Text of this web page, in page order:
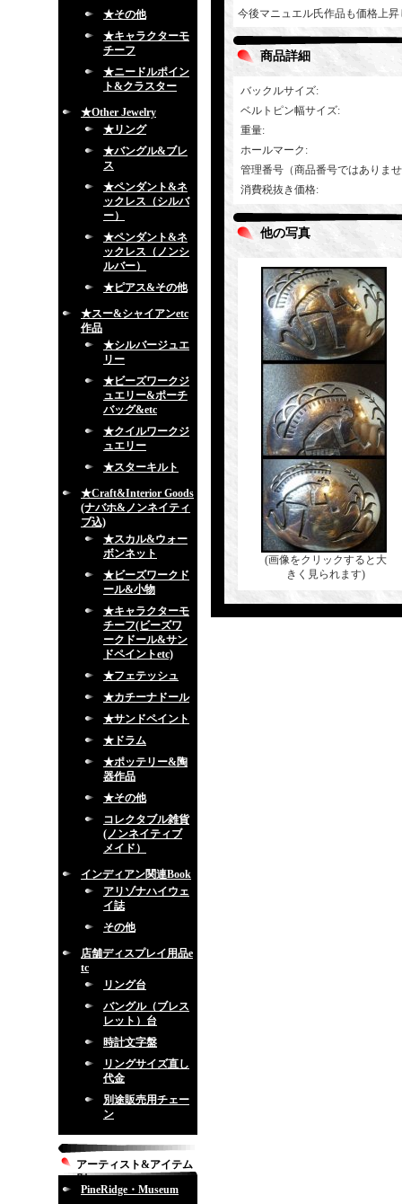
★その他
★キャラクターモ
チーフ
★ニードルポイン
ト&クラスター
★Other Jewelry
★リング
★バングル&ブレ
ス
★ペンダント&ネ
ックレス（シルバ
ー）
★ペンダント&ネ
ックレス（ノンシ
ルバー）
★ピアス&その他
★スー&シャイアンetc
作品
★シルバージュエ
リー
★ビーズワークジ
ュエリー&ポーチ
バッグ&etc
★クイルワークジ
ュエリー
★スターキルト
★Craft&Interior Goods
(ナバホ&ノンネイティ
ブ込)
★スカル&ウォー
ボンネット
★ビーズワークド
ール&小物
★キャラクターモ
チーフ(ビーズワ
ークドール&サン
ドペイントetc)
★フェテッシュ
★カチーナドール
★サンドペイント
★ドラム
★ポッテリー&陶
器作品
★その他
コレクタブル雑貨
(ノンネイティブ
メイド）
インディアン関連Book
アリゾナハイウェ
イ誌
その他
店舗ディスプレイ用品e
tc
リング台
バングル（ブレス
レット）台
時計文字盤
リングサイズ直し
代金
別途販売用チェー
ン
アーティスト&アイテム
別
PineRidge・Museum
今後マニュエル氏作品も価格上
商品詳細
バックルサイズ:
ベルトピン幅サイズ:
重量:
ホールマーク :
管理番号（商品番号ではありま
消費税抜き価格:
他の写真
(画像をクリックすると大
きく見られます)